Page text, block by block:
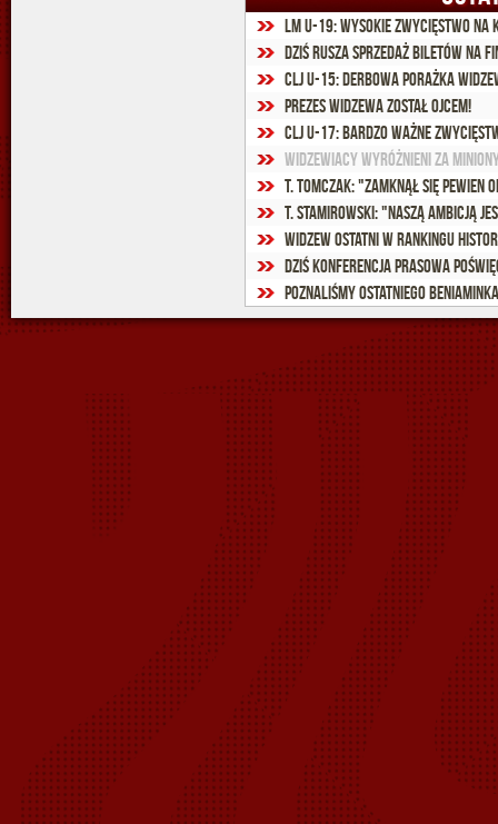
LM U-19: Wysokie zwycięstwo na
Dziś rusza sprzedaż biletów na
CLJ U-15: Derbowa porażka
Prezes Widzewa został ojcem!
CLJ U-17: Bardzo ważne
Widzewiacy wyróżnieni za
T. Tomczak: "Zamknął się pewien
T. Stamirowski: "Naszą ambicją
Widzew ostatni w rankingu
Dziś konferencja prasowa
Poznaliśmy ostatniego